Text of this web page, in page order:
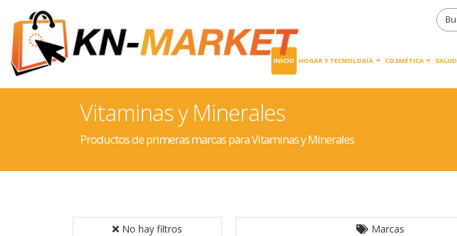
INICIO HOGAR Y TECNOLOGÍA COSMÉTICA SALUD
Vitaminas y Minerales
Productos de primeras marcas para Vitaminas y Minerales
No hay filtros Marcas